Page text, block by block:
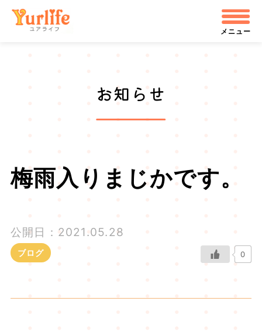
へ
ぶ
メニュー
お知らせ
梅雨入りまじかです。
公開日：2021.05.28
ブログ 0